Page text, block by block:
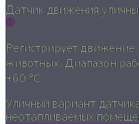
Датчик движения
Регистрирует
животных. Диапазон
+60 °C.
Уличный вариант
неотапливаемых